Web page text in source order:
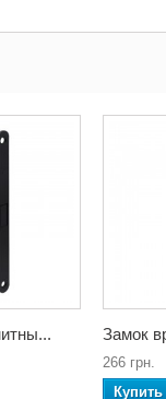
Замок
266 грн.
Купить